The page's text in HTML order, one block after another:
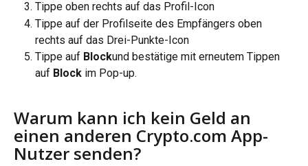
Tippe oben rechts auf das Profil-Icon
Tippe auf der Profilseite des Empfängers oben
rechts auf das Drei-Punkte-Icon
Tippe auf Blockund bestätige mit erneutem Tippen
auf Block im Pop-up.
Warum kann ich kein Geld an
einen anderen Crypto.com App-
Nutzer senden?